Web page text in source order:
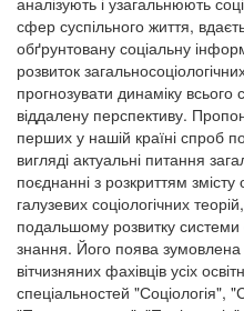
сфер суспільного життя,
обґрунтовану соціальну
розвиток
прогнозувати динаміку всього
віддалену перспективу.
перших у нашій країні спроб
вигляді актуальні питання
поєднанні з розкриттям
галузевих соціологічних
подальшому розвитку системи
знання. Його поява зумовлена
вітчизняних фахівців усіх
спеціальностей "Соціологія",